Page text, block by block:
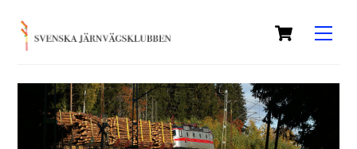
content
Cart